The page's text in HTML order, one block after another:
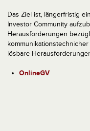
Das Ziel ist, längerfristig
Investor Community
Herausforderungen
lösbare
OnlineGV